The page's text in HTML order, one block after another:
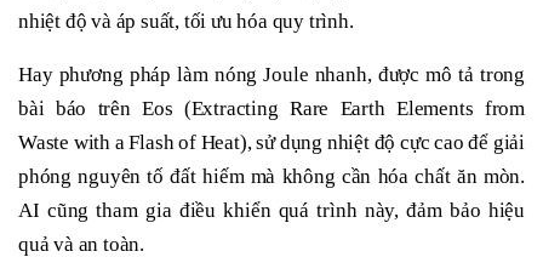
nhiệt độ và áp suất, tối ưu hóa quy trình.
Hay phương pháp làm nóng Joule nhanh, được mô tả trong
bài báo trên Eos (Extracting Rare Earth Elements from
Waste with a Flash of Heat), sử dụng nhiệt độ cực cao để giải
phóng nguyên tố đất hiếm mà không cần hóa chất ăn mòn.
AI cũng tham gia điều khiển quá trình này, đảm bảo hiệu
quả và an toàn.